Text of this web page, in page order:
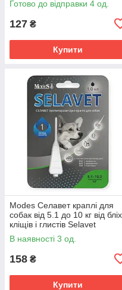
Готово до відправки 4 од.
127 ₴
Купити
Modes Селавет краплі для
собак від 5.1 до 10 кг від бліх
кліщів і глистів Selavet
протипаразитарний засіб
В наявності 3 од.
158 ₴
Купити